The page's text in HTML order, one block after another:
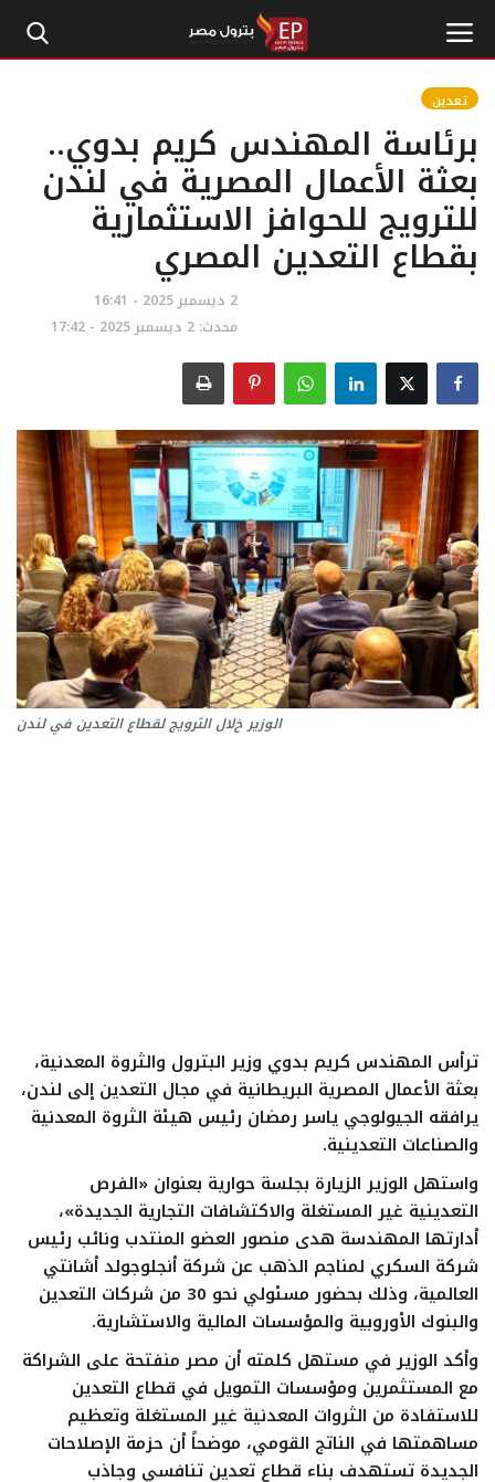
الرئيسية
إتصل بنا
بترول
اقتصاد وأموال
طاقة
غاز
تعدين
اتصالات وتكنولوجيا
شركات
تعدين
برئاسة المهندس كريم بدوي..
بعثة الأعمال المصرية في لندن
للترويج للحوافز الاستثمارية
بقطاع التعدين المصري
2 ديسمبر 2025 - 16:41
محدث: 2 ديسمبر 2025 - 17:42
الوزير خﻻل الترويج لقطاع التعدين في لندن
ترأس المهندس كريم بدوي وزير البترول والثروة المعدنية،
بعثة الأعمال المصرية البريطانية في مجال التعدين إلى لندن،
يرافقه الجيولوجي ياسر رمضان رئيس هيئة الثروة المعدنية
والصناعات التعدينية.
واستهل الوزير الزيارة بجلسة حوارية بعنوان «الفرص
التعدينية غير المستغلة والاكتشافات التجارية الجديدة»،
أدارتها المهندسة هدى منصور العضو المنتدب ونائب رئيس
شركة السكري لمناجم الذهب عن شركة أنجلوجولد أشانتي
العالمية، وذلك بحضور مسئولي نحو 30 من شركات التعدين
والبنوك الأوروبية والمؤسسات المالية والاستشارية.
وأكد الوزير في مستهل كلمته أن مصر منفتحة على الشراكة
مع المستثمرين ومؤسسات التمويل في قطاع التعدين
للاستفادة من الثروات المعدنية غير المستغلة وتعظيم
مساهمتها في الناتج القومي، موضحاً أن حزمة الإصلاحات
الجديدة تستهدف بناء قطاع تعدين تنافسي وجاذب